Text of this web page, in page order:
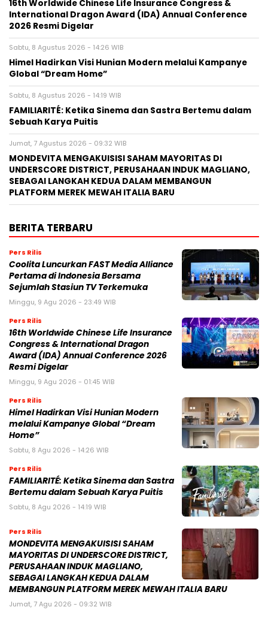
16th Worldwide Chinese Life Insurance Congress &
International Dragon Award (IDA) Annual Conference
2026 Resmi Digelar
Sabtu, 8 Agustus 2026 - 14:26 WIB
Himel Hadirkan Visi Hunian Modern melalui Kampanye
Global “Dream Home”
Sabtu, 8 Agustus 2026 - 14:19 WIB
FAMILIARITÉ: Ketika Sinema dan Sastra Bertemu dalam
Sebuah Karya Puitis
Jumat, 7 Agustus 2026 - 09:32 WIB
MONDEVITA MENGAKUISISI SAHAM MAYORITAS DI
UNDERSCORE DISTRICT, PERUSAHAAN INDUK MAGLIANO,
SEBAGAI LANGKAH KEDUA DALAM MEMBANGUN
PLATFORM MEREK MEWAH ITALIA BARU
BERITA TERBARU
Pers Rilis
Coolita Luncurkan FAST Media Alliance
Pertama di Indonesia Bersama
Sejumlah Stasiun TV Terkemuka
Minggu, 9 Agu 2026 - 23:49 WIB
Pers Rilis
16th Worldwide Chinese Life Insurance
Congress & International Dragon
Award (IDA) Annual Conference 2026
Resmi Digelar
Minggu, 9 Agu 2026 - 01:45 WIB
Pers Rilis
Himel Hadirkan Visi Hunian Modern
melalui Kampanye Global “Dream
Home”
Sabtu, 8 Agu 2026 - 14:26 WIB
Pers Rilis
FAMILIARITÉ: Ketika Sinema dan Sastra
Bertemu dalam Sebuah Karya Puitis
Sabtu, 8 Agu 2026 - 14:19 WIB
Pers Rilis
MONDEVITA MENGAKUISISI SAHAM
MAYORITAS DI UNDERSCORE DISTRICT,
PERUSAHAAN INDUK MAGLIANO,
SEBAGAI LANGKAH KEDUA DALAM
MEMBANGUN PLATFORM MEREK MEWAH ITALIA BARU
Jumat, 7 Agu 2026 - 09:32 WIB